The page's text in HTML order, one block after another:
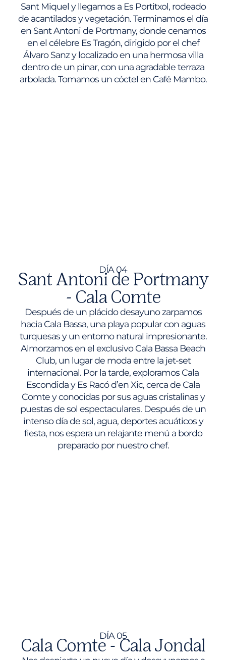
Sant Miquel y llegamos a Es Portitxol, rodeado
de acantilados y vegetación. Terminamos el día
en Sant Antoni de Portmany, donde cenamos
en el célebre Es Tragón, dirigido por el chef
Álvaro Sanz y localizado en una hermosa villa
dentro de un pinar, con una agradable terraza
arbolada. Tomamos un cóctel en Café Mambo.
DÍA 04
Sant Antoni de Portmany
- Cala Comte
Después de un plácido desayuno zarpamos
hacia Cala Bassa, una playa popular con aguas
turquesas y un entorno natural impresionante.
Almorzamos en el exclusivo Cala Bassa Beach
Club, un lugar de moda entre la jet-set
internacional. Por la tarde, exploramos Cala
Escondida y Es Racó d’en Xic, cerca de Cala
Comte y conocidas por sus aguas cristalinas y
puestas de sol espectaculares. Después de un
intenso día de sol, agua, deportes acuáticos y
fiesta, nos espera un relajante menú a bordo
preparado por nuestro chef.
DÍA 05
Cala Comte - Cala Jondal